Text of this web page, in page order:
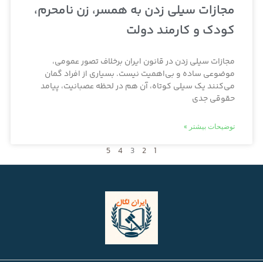
مجازات سیلی زدن به همسر، زن نامحرم،
کودک و کارمند دولت
مجازات سیلی زدن در قانون ایران برخلاف تصور عمومی،
موضوعی ساده و بی‌اهمیت نیست. بسیاری از افراد گمان
می‌کنند یک سیلی کوتاه، آن هم در لحظه عصبانیت، پیامد
حقوقی جدی
توضیحات بیشتر »
1
2
3
4
5